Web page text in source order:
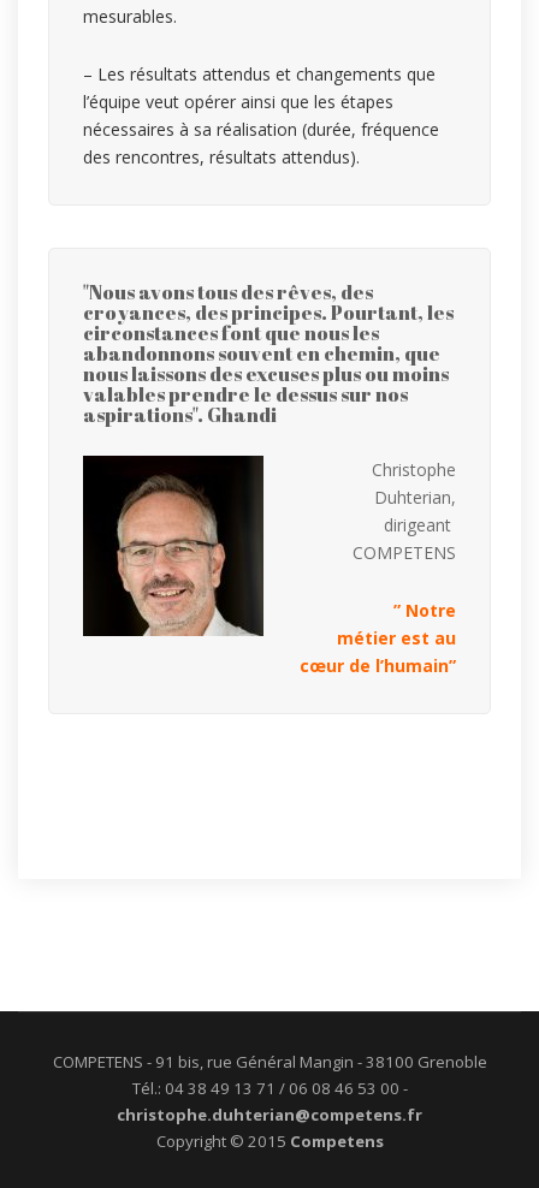
mesurables.
– Les résultats attendus et changements que
l’équipe veut opérer ainsi que les étapes
nécessaires à sa réalisation (durée, fréquence
des rencontres, résultats attendus).
"Nous avons tous des rêves, des
croyances, des principes. Pourtant, les
circonstances font que nous les
abandonnons souvent en chemin, que
nous laissons des excuses plus ou moins
valables prendre le dessus sur nos
aspirations". Ghandi
Christophe
Duhterian,
dirigeant
COMPETENS
” Notre
métier est au
cœur de l’humain”
COMPETENS - 91 bis, rue Général Mangin - 38100 Grenoble
Tél.: 04 38 49 13 71 / 06 08 46 53 00 -
christophe.duhterian@competens.fr
Copyright © 2015 Competens